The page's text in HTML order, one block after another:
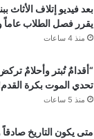
بعد فيديو إتلاف الأثاث
يقرر فصل الطلاب عاماً
منذ 4 ساعات
“أقدامٌ تُبتر وأحلامٌ
تحدي الموت بكرة
منذ 5 ساعات
متى يكون التاريخ صادقاً